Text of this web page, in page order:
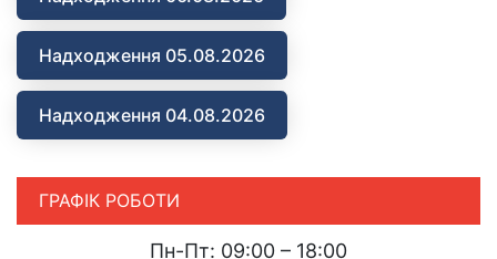
Надходження 05.08.2026
Надходження 04.08.2026
ГРАФІК РОБОТИ
Пн-Пт: 09:00 – 18:00